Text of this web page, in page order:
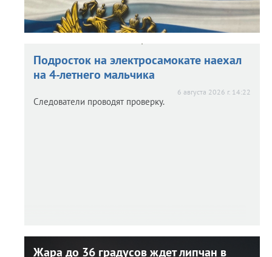
Подросток на электросамокате наехал
на 4-летнего мальчика
6 августа 2026 г. 14:22
Следователи проводят проверку.
Жара до 36 градусов ждет липчан в
Жара до 36 градусов ждет липчан в